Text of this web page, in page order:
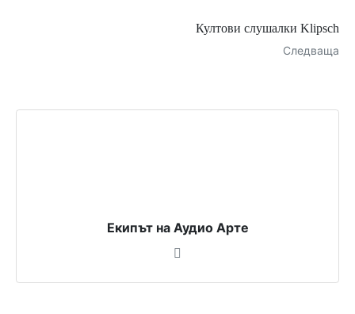
Култови слушалки Klipsch
Следваща
Екипът на Аудио Арте